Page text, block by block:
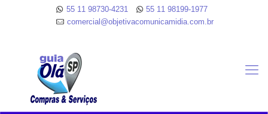
55 11 98730-4231
55 11 98199-1977
comercial@objetivacomunicamidia.com.br